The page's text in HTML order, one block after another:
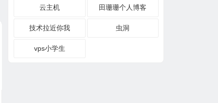
云主机 田珊珊个人博客
技术拉近你我 虫洞
vps小学生